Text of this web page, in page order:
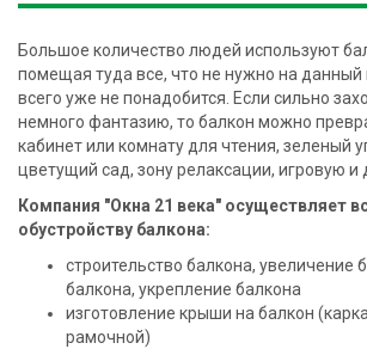
Большое количество людей используют
помещая туда все, что не нужно на данный
всего уже не понадобится. Если сильно
немного фантазию, то балкон можно
кабинет или комнату для чтения, зеленый
цветущий сад, зону релаксации, игровую и
Компания "Окна 21 века" осуществляет
обустройству балкона:
строительство балкона, увеличение
балкона, укрепление балкона
изготовление крыши на балкон
рамочной)